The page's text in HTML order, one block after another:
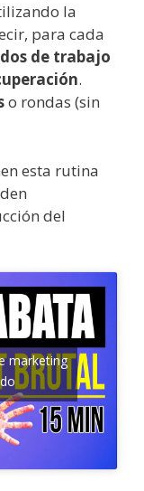
la
para cada
de trabajo
.
o rondas (sin
esta rutina
del
marketing